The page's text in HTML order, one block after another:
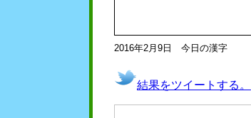
2016年2月9日 今日の漢字
結果をツイートする。